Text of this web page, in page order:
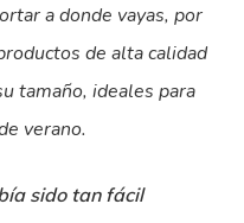
a donde vayas, por
de alta calidad
tamaño, ideales para
verano.
sido tan fácil